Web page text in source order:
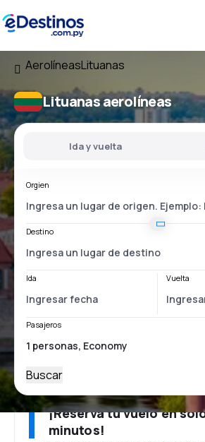
AerolíneasLituanas
Lituanas aerolíneas
Ida y vuelta
Orgien
Destino
Ida Vuelta
Pasajeros
Buscar
¡Reserva tu vuelo en
minutos!